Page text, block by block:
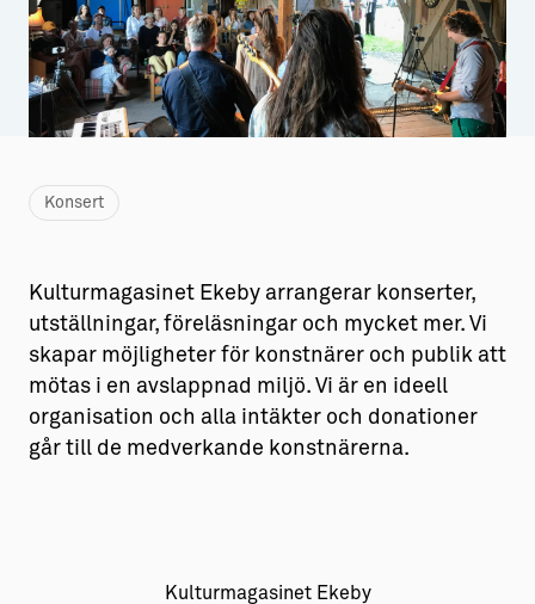
Aktiviteter
Sustainable Plejs
Möten & kongresser
Medeltidsveckan
Visby Centrum
→ Gutamål och gotländska
Allt om bostad
→ Hyra bostad
→ Fritidsliv
→ Föreningsliv
→ Idrottsliv
Konsert
Kulturmagasinet Ekeby arrangerar konserter,
utställningar, föreläsningar och mycket mer. Vi
skapar möjligheter för konstnärer och publik att
mötas i en avslappnad miljö. Vi är en ideell
organisation och alla intäkter och donationer
går till de medverkande konstnärerna.
Kulturmagasinet Ekeby